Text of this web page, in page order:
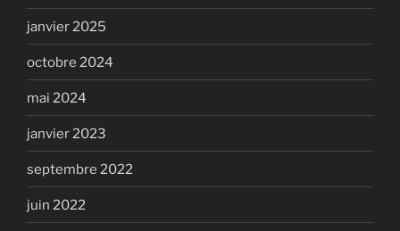
janvier 2025
octobre 2024
mai 2024
janvier 2023
septembre 2022
juin 2022